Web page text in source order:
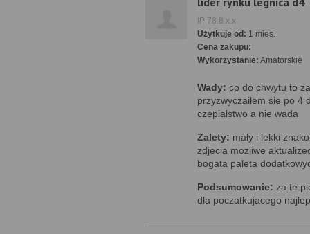
IP 78.8.x.x
Użytkuje od: 1 mies.
Cena zakupu:
Wykorzystanie: Amatorskie
Wady: co do chwytu to
przyzwyczaiłem sie po 4
czepialstwo a nie wada
Zalety: mały i lekki
zdjecia mozliwe
bogata paleta
Podsumowanie: za te
dla poczatkujacego